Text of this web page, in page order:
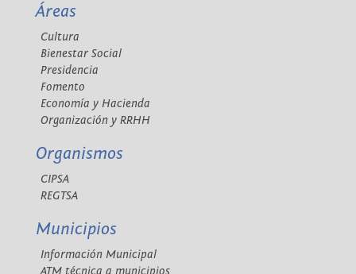
Áreas
Cultura
Bienestar Social
Presidencia
Fomento
Economía y Hacienda
Organización y RRHH
Organismos
CIPSA
REGTSA
Municipios
Información Municipal
ATM técnica a municipios